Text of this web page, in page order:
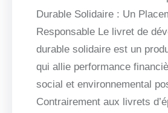
Durable Solidaire : Un
Responsable Le livret de
durable solidaire est un
qui allie performance
social et environnemental
Contrairement aux livrets